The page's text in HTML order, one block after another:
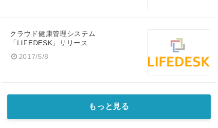
クラウド健康管理システム
「LIFEDESK」リリース
2017/5/8
もっと見る